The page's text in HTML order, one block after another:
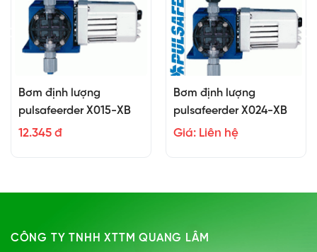
Bơm định lượng
pulsafeerder X015-XB
12.345 đ
Bơm định lượng
pulsafeerder X024-XB
Giá: Liên hệ
CÔNG TY TNHH XTTM QUANG LÂM